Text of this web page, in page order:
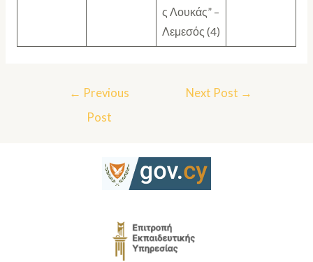
ς Λουκάς” –
Λεμεσός (4)
← Previous
Post
Next Post →